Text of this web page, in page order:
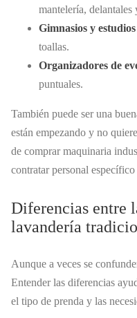
mantelería, delantales
Gimnasios y
toallas.
Organizadores de
puntuales.
También puede ser una
están empezando y no
de comprar maquinaria
contratar personal específico
Diferencias entre
lavandería
Aunque a veces se
Entender las diferencias
el tipo de prenda y las